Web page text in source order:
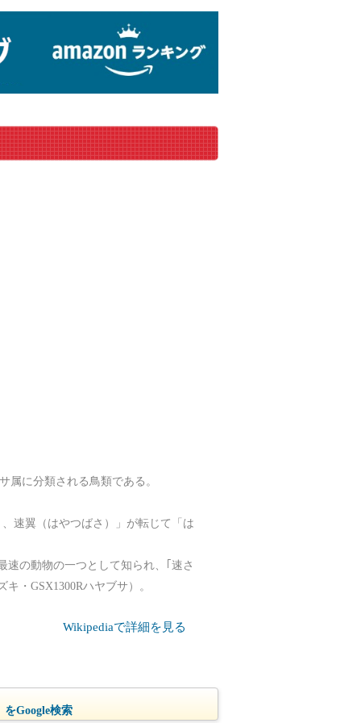
属に分類される鳥類である。
速翼（はやつばさ）」が転じて「は
速の動物の一つとして知られ、｢速さ
・GSX1300Rハヤブサ）。
Wikipediaで詳細を見る
をGoogle検索